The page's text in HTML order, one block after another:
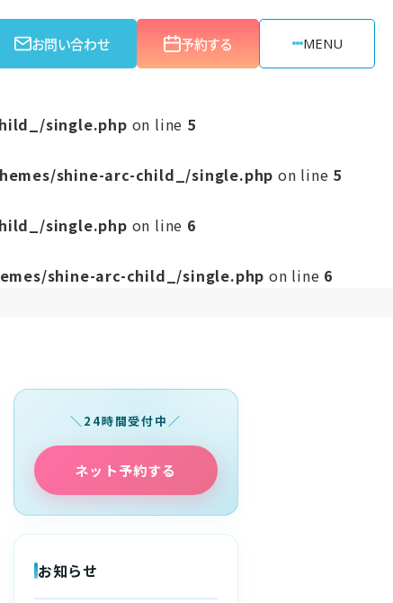
お問い合わせ 予約する MENU
single.php on line 5
shine-arc-child_/single.php on line 5
single.php on line 6
shine-arc-child_/single.php on line 6
24時間受付中
ネット予約する
お知らせ